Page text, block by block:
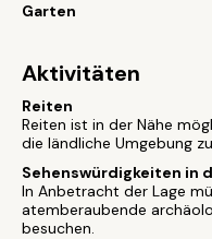
Garten
Aktivitäten
Reiten
Reiten ist in der Nähe
die ländliche Umgebung
Sehenswürdigkeiten in
In Anbetracht der Lage
atemberaubende
besuchen.